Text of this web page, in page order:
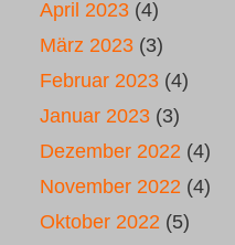
April 2023 (4)
März 2023 (3)
Februar 2023 (4)
Januar 2023 (3)
Dezember 2022 (4)
November 2022 (4)
Oktober 2022 (5)